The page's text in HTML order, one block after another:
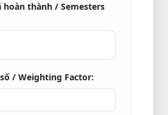
hoàn thành / Semesters
/ Weighting Factor: